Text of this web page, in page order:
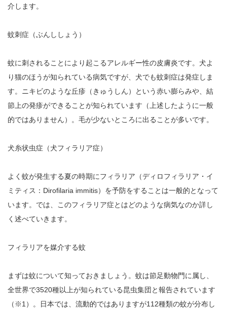
介します。
蚊刺症（ぶんししょう）
蚊に刺されることにより起こるアレルギー性の皮膚炎です。犬よ
り猫のほうが知られている病気ですが、犬でも蚊刺症は発症しま
す。ニキビのような丘疹（きゅうしん）という赤い膨らみや、結
節上の発疹ができることが知られています（上述したように一般
的ではありません）。毛が少ないところに出ることが多いです。
犬糸状虫症（犬フィラリア症）
よく蚊が発生する夏の時期にフィラリア（ディロフィラリア・イ
ミティス：Dirofilaria immitis）を予防をすることは一般的となって
います。では、このフィラリア症とはどのような病気なのか詳し
く述べていきます。
フィラリアを媒介する蚊
まずは蚊について知っておきましょう。蚊は節足動物門に属し、
全世界で3520種以上が知られている昆虫集団と報告されています
（※1）。日本では、流動的ではありますが112種類の蚊が分布し